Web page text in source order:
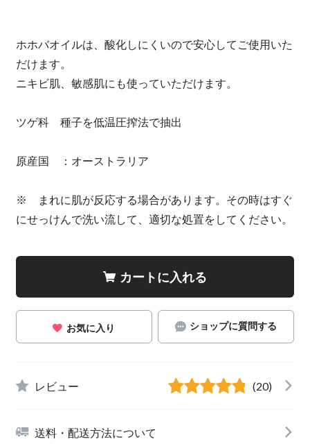
ホホバオイルは、酸化しにくいので安心してご使用いた
だけます。
ニキビ肌、敏感肌にも使っていただけます。
ツゲ科 種子を低温圧搾法で抽出
原産国 ：オーストラリア
※ まれに肌が反応する場合があります。その時はすぐ
にせっけんで洗い流して、適切な処置をしてください。
カートに入れる
お気に入り ショップに質問する
レビュー (20)
送料・配送方法について